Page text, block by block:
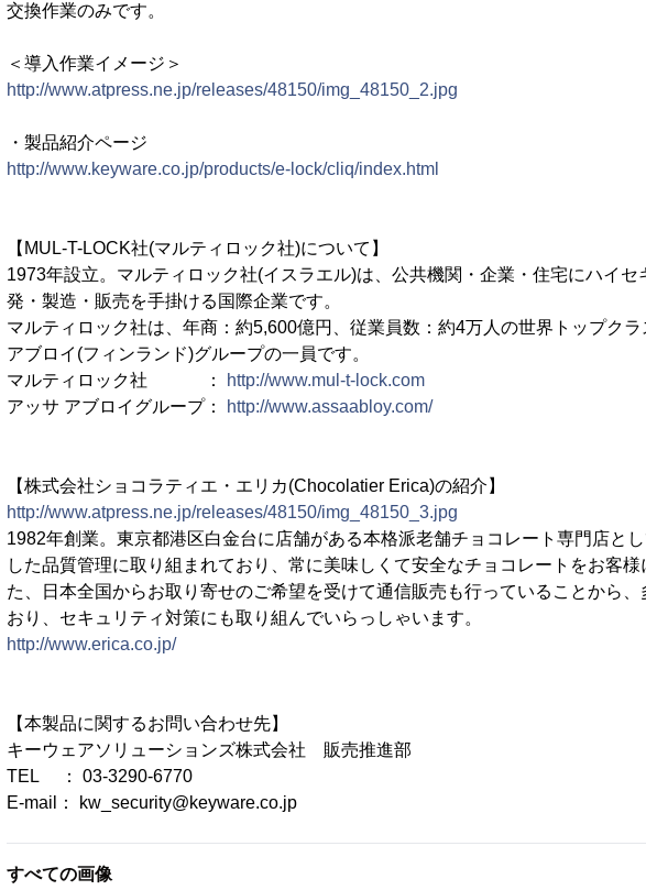
交換作業のみです。
＜導入作業イメージ＞
http://www.atpress.ne.jp/releases/48150/img_48150_2.jpg
・製品紹介ページ
http://www.keyware.co.jp/products/e-lock/cliq/index.html
【MUL-T-LOCK社(マルティロック社)について】
1973年設立。マルティロック社(イスラエル)は、公共機関・企業・住宅にハイセ
発・製造・販売を手掛ける国際企業です。
マルティロック社は、年商：約5,600億円、従業員数：約4万人の世界トップク
アブロイ(フィンランド)グループの一員です。
マルティロック社 ：
http://www.mul-t-lock.com
アッサ アブロイグループ：
http://www.assaabloy.com/
【株式会社ショコラティエ・エリカ(Chocolatier Erica)の紹介】
http://www.atpress.ne.jp/releases/48150/img_48150_3.jpg
1982年創業。東京都港区白金台に店舗がある本格派老舗チョコレート専門店と
した品質管理に取り組まれており、常に美味しくて安全なチョコレートをお客様
た、日本全国からお取り寄せのご希望を受けて通信販売も行っていることから
おり、セキュリティ対策にも取り組んでいらっしゃいます。
http://www.erica.co.jp/
【本製品に関するお問い合わせ先】
キーウェアソリューションズ株式会社 販売推進部
TEL ： 03-3290-6770
E-mail： kw_security@keyware.co.jp
すべての画像